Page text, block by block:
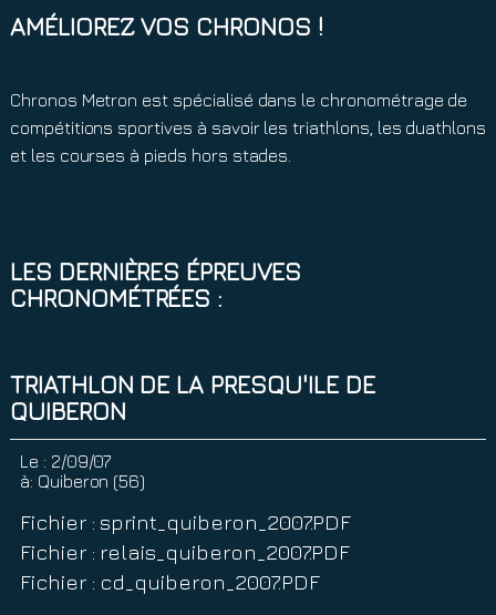
AMÉLIOREZ VOS CHRONOS !
Chronos Metron est spécialisé dans le chronométrage de
compétitions sportives à savoir les triathlons, les duathlons
et les courses à pieds hors stades.
LES DERNIÈRES ÉPREUVES
CHRONOMÉTRÉES :
TRIATHLON DE LA PRESQU'ILE DE
QUIBERON
Le : 2/09/07
à: Quiberon (56)
Fichier : sprint_quiberon_2007.PDF
Fichier : relais_quiberon_2007.PDF
Fichier : cd_quiberon_2007.PDF